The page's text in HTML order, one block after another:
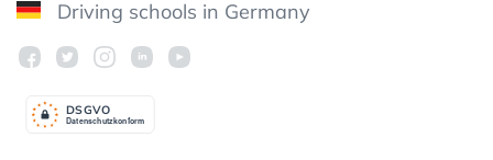
Driving schools in Germany
Datenschutzkonform
DSGVO